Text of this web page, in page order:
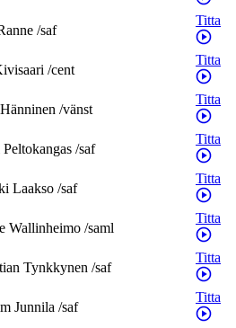
/saf
Titta
/cent
Titta
Hänninen /vänst
Titta
Peltokangas /saf
Titta
Laakso /saf
Titta
Wallinheimo /saml
Titta
Tynkkynen /saf
Titta
Junnila /saf
Titta